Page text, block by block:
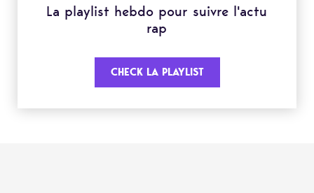
La playlist hebdo pour suivre l'actu
rap
CHECK LA PLAYLIST